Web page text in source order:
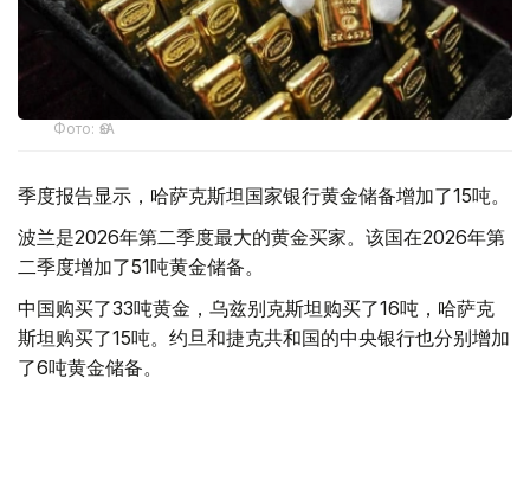
Фото: ӨзА
季度报告显示，哈萨克斯坦国家银行黄金储备增加了15吨。
波兰是2026年第二季度最大的黄金买家。该国在2026年第
二季度增加了51吨黄金储备。
中国购买了33吨黄金，乌兹别克斯坦购买了16吨，哈萨克
斯坦购买了15吨。约旦和捷克共和国的中央银行也分别增加
了6吨黄金储备。